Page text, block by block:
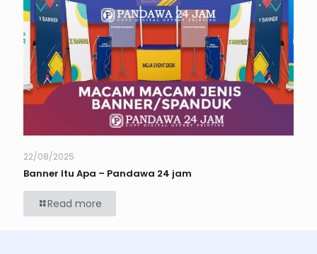
22/08/2025
Banner Itu Apa – Pandawa 24 jam
Read more